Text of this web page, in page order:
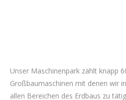
Unser Maschinenpark zählt knapp
Großbaumaschinen mit denen wir
allen Bereichen des Erdbaus zu